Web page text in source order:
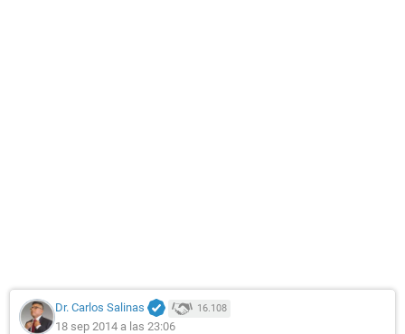
Dr. Carlos Salinas 16.108
18 sep 2014 a las 23:06